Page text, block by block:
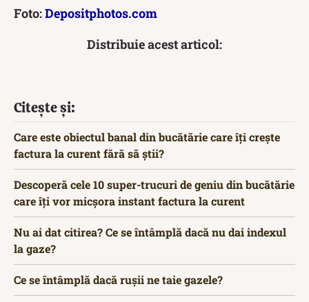
Foto:Depositphotos.com
Distribuie acest articol:
Citește și:
Care este obiectul banal din bucătărie care îți crește
factura la curent fără să știi?
Descoperă cele 10 super-trucuri de geniu din bucătărie
care îți vor micșora instant factura la curent
Nu ai dat citirea? Ce se întâmplă dacă nu dai indexul
la gaze?
Ce se întâmplă dacă rușii ne taie gazele?